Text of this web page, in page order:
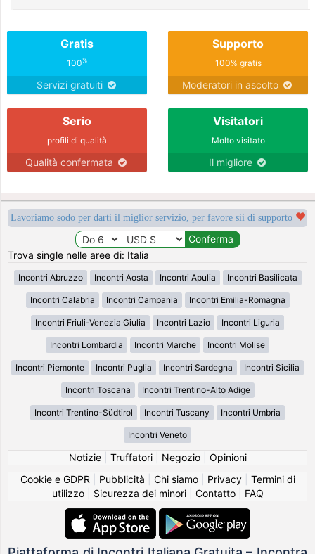
Gratis
100%
Servizi gratuiti
Supporto
100% gratis
Moderatori in ascolto
Serio
profili di qualità
Qualità confermata
Visitatori
Molto visitato
Il migliore
Lavoriamo sodo per darti il miglior servizio, per favore sii di supporto
Trova single nelle aree di: Italia
Incontri Abruzzo Incontri Aosta Incontri Apulia Incontri Basilicata
Incontri Calabria Incontri Campania Incontri Emilia-Romagna
Incontri Friuli-Venezia Giulia Incontri Lazio Incontri Liguria
Incontri Lombardia Incontri Marche Incontri Molise
Incontri Piemonte Incontri Puglia Incontri Sardegna Incontri Sicilia
Incontri Toscana Incontri Trentino-Alto Adige
Incontri Trentino-Südtirol Incontri Tuscany Incontri Umbria
Incontri Veneto
Notizie| Truffatori| Negozio| Opinioni
Cookie e GDPR
Pubblicità Chi siamo| Privacy| Termini di
utilizzo| Sicurezza dei minori| Contatto| FAQ